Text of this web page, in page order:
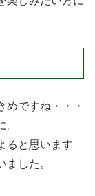
めですね・・・
ると思います
した。